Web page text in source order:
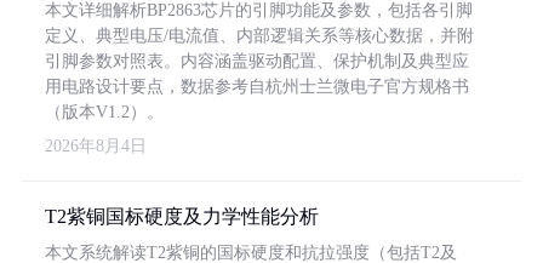
本文详细解析BP2863芯片的引脚功能及参数，包括各引脚
定义、典型电压/电流值、内部逻辑关系等核心数据，并附
引脚参数对照表。内容涵盖驱动配置、保护机制及典型应
用电路设计要点，数据参考自杭州士兰微电子官方规格书
（版本V1.2）。
2026年8月4日
T2紫铜国标硬度及力学性能分析
本文系统解读T2紫铜的国标硬度和抗拉强度（包括T2及